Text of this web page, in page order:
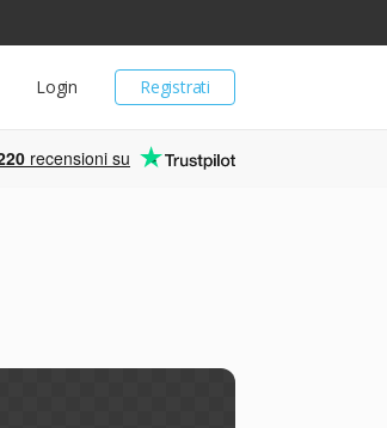
Registrati
Login
recensioni su